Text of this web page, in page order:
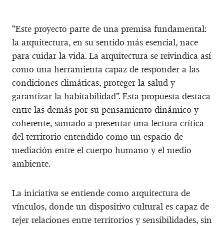
“Este proyecto parte de una premisa fundamental:
la arquitectura, en su sentido más esencial, nace
para cuidar la vida. La arquitectura se reivindica así
como una herramienta capaz de responder a las
condiciones climáticas, proteger la salud y
garantizar la habitabilidad”. Esta propuesta destaca
entre las demás por su pensamiento dinámico y
coherente, sumado a presentar una lectura crítica
del territorio entendido como un espacio de
mediación entre el cuerpo humano y el medio
ambiente.
La iniciativa se entiende como arquitectura de
vínculos, donde un dispositivo cultural es capaz de
tejer relaciones entre territorios y sensibilidades, sin